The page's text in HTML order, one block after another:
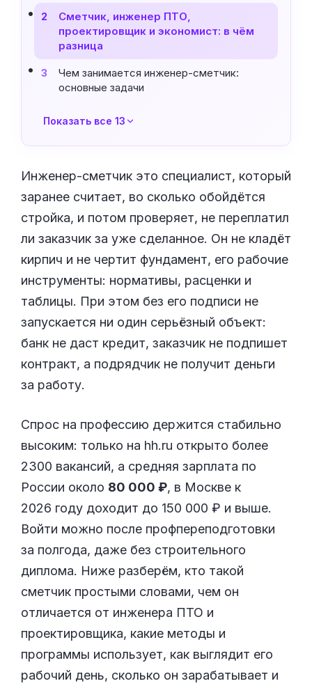
2
Сметчик, инженер ПТО,
проектировщик и экономист: в чём
разница
3
Чем занимается инженер-сметчик:
основные задачи
Показать все 13
Инженер-сметчик это специалист, который
заранее считает, во сколько обойдётся
стройка, и потом проверяет, не переплатил
ли заказчик за уже сделанное. Он не кладёт
кирпич и не чертит фундамент, его рабочие
инструменты: нормативы, расценки и
таблицы. При этом без его подписи не
запускается ни один серьёзный объект:
банк не даст кредит, заказчик не подпишет
контракт, а подрядчик не получит деньги
за работу.
Спрос на профессию держится стабильно
высоким: только на hh.ru открыто более
2300 вакансий, а средняя зарплата по
России около 80 000 ₽, в Москве к
2026 году доходит до 150 000 ₽ и выше.
Войти можно после профпереподготовки
за полгода, даже без строительного
диплома. Ниже разберём, кто такой
сметчик простыми словами, чем он
отличается от инженера ПТО и
проектировщика, какие методы и
программы использует, как выглядит его
рабочий день, сколько он зарабатывает и